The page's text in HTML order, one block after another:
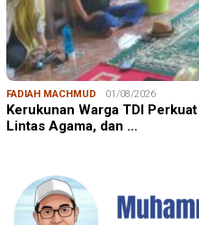
FADIAH MACHMUD 01/08/2026
Kerukunan Warga TDI
Lintas Agama, dan …